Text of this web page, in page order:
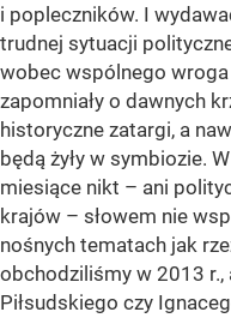
i popleczników. I
trudnej sytuacji
wobec wspólnego
zapomniały o dawnych
historyczne zatargi, a
będą żyły w symbiozie.
miesiące nikt – ani
krajów – słowem nie
nośnych tematach jak
obchodziliśmy w 2013 r.,
Piłsudskiego czy